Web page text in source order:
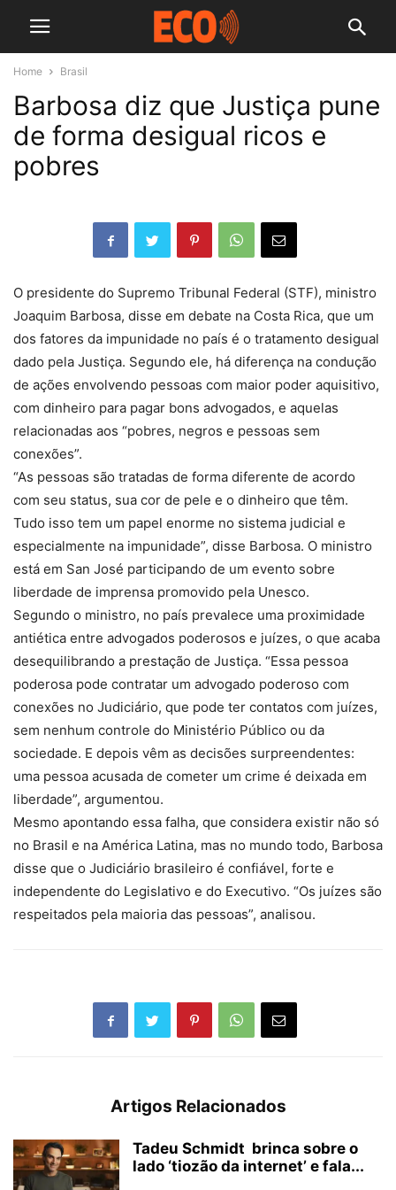
Home Brasil
Barbosa diz que Justiça pune
de forma desigual ricos e
pobres
O presidente do Supremo Tribunal Federal (STF), ministro
Joaquim Barbosa, disse em debate na Costa Rica, que um
dos fatores da impunidade no país é o tratamento desigual
dado pela Justiça. Segundo ele, há diferença na condução
de ações envolvendo pessoas com maior poder aquisitivo,
com dinheiro para pagar bons advogados, e aquelas
relacionadas aos “pobres, negros e pessoas sem
conexões”.
“As pessoas são tratadas de forma diferente de acordo
com seu status, sua cor de pele e o dinheiro que têm.
Tudo isso tem um papel enorme no sistema judicial e
especialmente na impunidade”, disse Barbosa. O ministro
está em San José participando de um evento sobre
liberdade de imprensa promovido pela Unesco.
Segundo o ministro, no país prevalece uma proximidade
antiética entre advogados poderosos e juízes, o que acaba
desequilibrando a prestação de Justiça. “Essa pessoa
poderosa pode contratar um advogado poderoso com
conexões no Judiciário, que pode ter contatos com juízes,
sem nenhum controle do Ministério Público ou da
sociedade. E depois vêm as decisões surpreendentes:
uma pessoa acusada de cometer um crime é deixada em
liberdade”, argumentou.
Mesmo apontando essa falha, que considera existir não só
no Brasil e na América Latina, mas no mundo todo, Barbosa
disse que o Judiciário brasileiro é confiável, forte e
independente do Legislativo e do Executivo. “Os juízes são
respeitados pela maioria das pessoas”, analisou.
Artigos Relacionados
Tadeu Schmidt brinca sobre o
lado ‘tiozão da internet’ e fala...